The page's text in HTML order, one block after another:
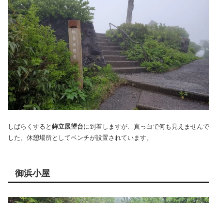
しばらくすると 鉾立展望台に到着しますが、真っ白で何も見えませんで
した。休憩場所としてベンチが設置されています。
御浜小屋